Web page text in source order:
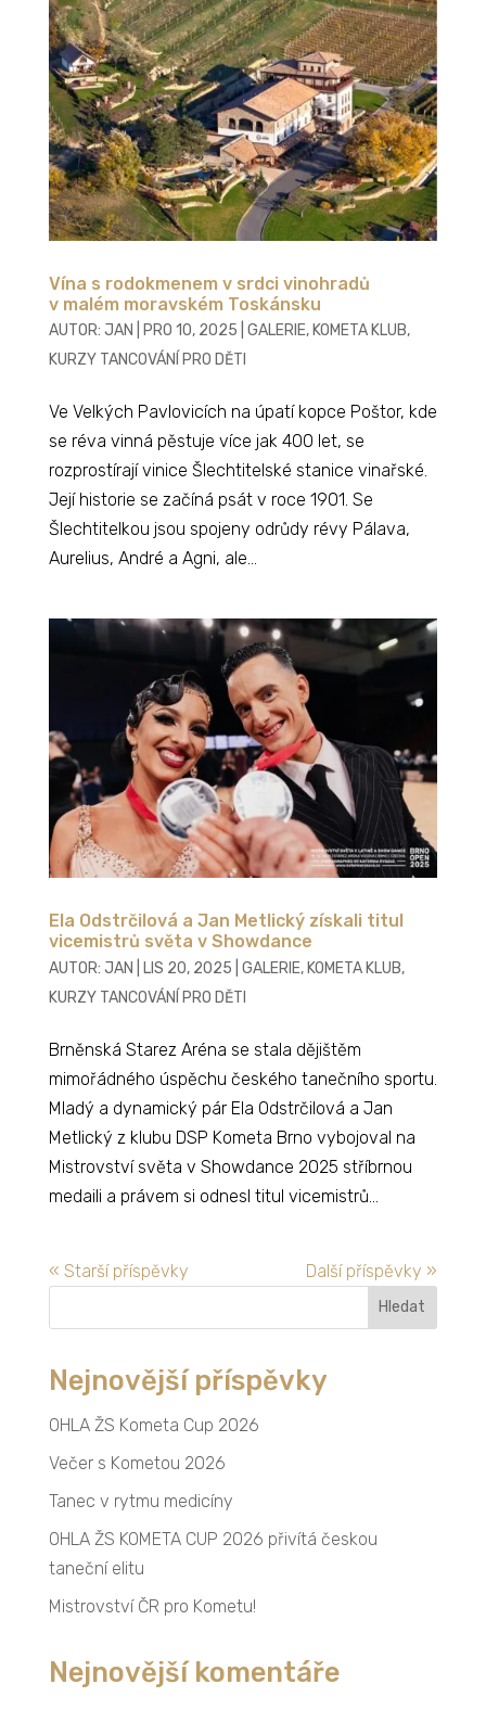
Vína s rodokmenem v srdci vinohradů
v malém moravském Toskánsku
AUTOR: JAN PRO 10, 2025 GALERIE, KOMETA KLUB,
KURZY TANCOVÁNÍ PRO DĚTI
Ve Velkých Pavlovicích na úpatí kopce Poštor, kde
se réva vinná pěstuje více jak 400 let, se
rozprostírají vinice Šlechtitelské stanice vinařské.
Její historie se začíná psát v roce 1901. Se
Šlechtitelkou jsou spojeny odrůdy révy Pálava,
Aurelius, André a Agni, ale...
Ela Odstrčilová a Jan Metlický získali titul
vicemistrů světa v Showdance
AUTOR: JAN LIS 20, 2025 GALERIE, KOMETA KLUB,
KURZY TANCOVÁNÍ PRO DĚTI
Brněnská Starez Aréna se stala dějištěm
mimořádného úspěchu českého tanečního sportu.
Mladý a dynamický pár Ela Odstrčilová a Jan
Metlický z klubu DSP Kometa Brno vybojoval na
Mistrovství světa v Showdance 2025 stříbrnou
medaili a právem si odnesl titul vicemistrů...
« Starší příspěvky
Další příspěvky »
Nejnovější příspěvky
OHLA ŽS Kometa Cup 2026
Večer s Kometou 2026
Tanec v rytmu medicíny
OHLA ŽS KOMETA CUP 2026 přivítá českou
taneční elitu
Mistrovství ČR pro Kometu!
Nejnovější komentáře